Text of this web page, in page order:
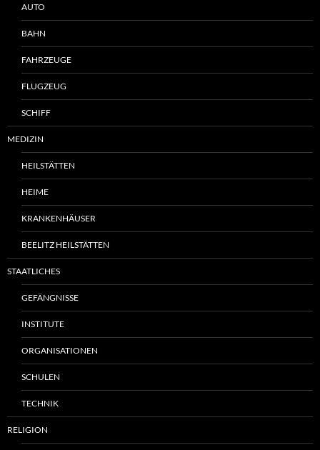
AUTO
BAHN
FAHRZEUGE
FLUGZEUG
SCHIFF
MEDIZIN
HEILSTÄTTEN
HEIME
KRANKENHÄUSER
BEELITZ HEILSTÄTTEN
STAATLICHES
GEFÄNGNISSE
INSTITUTE
ORGANISATIONEN
SCHULEN
TECHNIK
RELIGION